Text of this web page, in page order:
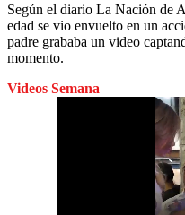
Según el diario La Nación de
edad se vio envuelto en un
padre grababa un video
momento.
Videos Semana